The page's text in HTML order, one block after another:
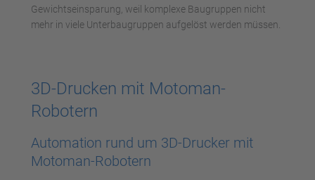
Gewichtseinsparung, weil komplexe Baugruppen nicht
mehr in viele Unterbaugruppen aufgelöst werden müssen.
3D-Drucken mit Motoman-
Robotern
Automation rund um 3D-Drucker mit
Motoman-Robotern